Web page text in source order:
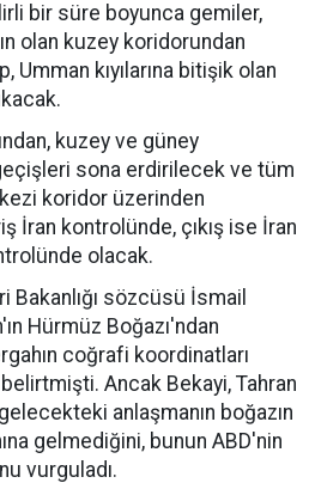
bir süre boyunca gemiler,
olan kuzey koridorundan
Umman kıyılarına bitişik olan
kuzey ve güney
sona erdirilecek ve tüm
koridor üzerinden
İran kontrolünde, çıkış ise İran
olacak.
Bakanlığı sözcüsü İsmail
Hürmüz Boğazı'ndan
coğrafi koordinatları
belirtmişti. Ancak Bekayi, Tahran
anlaşmanın boğazın
gelmediğini, bunun ABD'nin
vurguladı.